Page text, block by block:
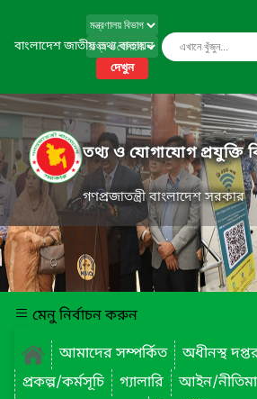
বাংলাদেশ জাতীয় তথ্য বাতায়ন
দেখুন
তথ্য ও যোগাযোগ প্রযুক্তি
গণপ্রজাতন্ত্রী বাংলাদেশ সরকার
মেনু নির্বাচন করুন
আমাদের সম্পর্কিত
অধীনস্থ
প্রকল্প/কর্মসূচি
গ্যালারি আইন/